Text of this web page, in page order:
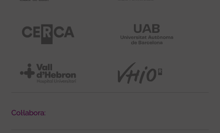
Col·labora: